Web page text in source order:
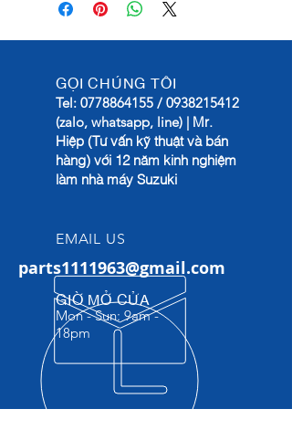
GỌI CHÚNG TÔI
Tel: 0778864155 / 0938215412
(zalo, whatsapp, line) | Mr.
Hiệp (Tư vấn kỹ thuật và bán
hàng) với 12 năm kinh nghiệm
làm nhà máy Suzuki
EMAIL US
parts1111963@gmail.com
GIỜ MỞ CỬA
Mon - Sun: 9am -
18pm​